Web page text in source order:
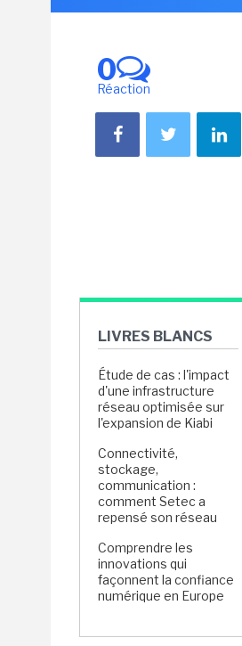
0
Réaction
LIVRES BLANCS
Étude de cas : l'impact
d'une infrastructure
réseau optimisée sur
l'expansion de Kiabi
Connectivité,
stockage,
communication :
comment Setec a
repensé son réseau
Comprendre les
innovations qui
façonnent la confiance
numérique en Europe